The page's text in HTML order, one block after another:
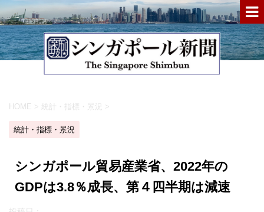
HOME > 統計・指標・景況 >
統計・指標・景況
シンガポール貿易産業省、2022年の
GDPは3.8％成長、第４四半期は減速